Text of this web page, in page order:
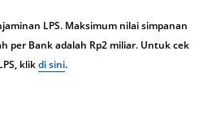
LPS. Maksimum nilai simpanan
per Bank adalah Rp2 miliar. Untuk cek
klikdi sini.